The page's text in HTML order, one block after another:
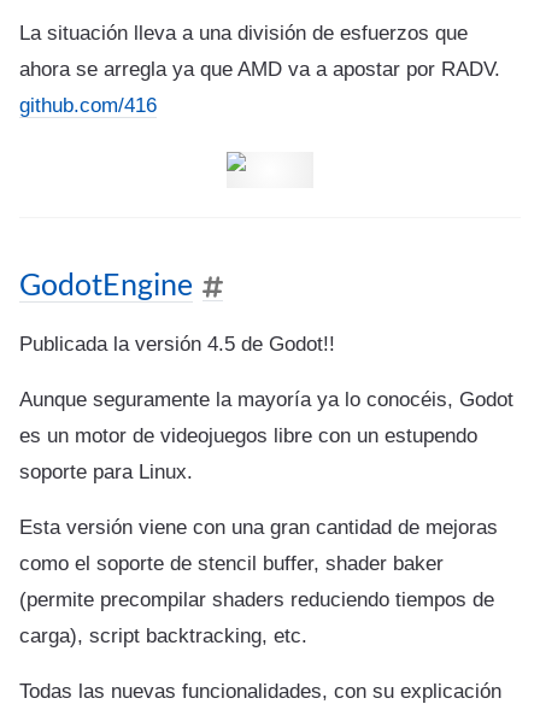
La situación lleva a una división de esfuerzos que
ahora se arregla ya que AMD va a apostar por RADV.
github.com/416
GodotEngine
Publicada la versión 4.5 de Godot!!
Aunque seguramente la mayoría ya lo conocéis, Godot
es un motor de videojuegos libre con un estupendo
soporte para Linux.
Esta versión viene con una gran cantidad de mejoras
como el soporte de stencil buffer, shader baker
(permite precompilar shaders reduciendo tiempos de
carga), script backtracking, etc.
Todas las nuevas funcionalidades, con su explicación